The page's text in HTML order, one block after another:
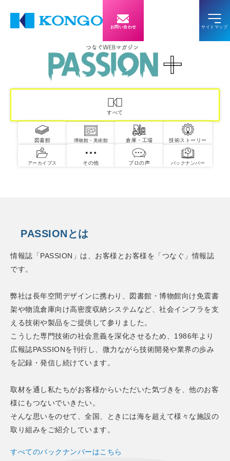
お問い合わせ
すべて
図書館 博物館・美術館 倉庫・工場 技術ストーリー
アーカイブス その他 プロの声 バックナンバー
PASSIONとは
情報誌「PASSION」は、お客様とお客様を「つなぐ」情報誌
です。
弊社は長年空間デザインに携わり、図書館・博物館向け免震書
架や物流倉庫向け高密度収納システムなど、社会インフラを支
える技術や製品をご提供して参りました。
こうした専門技術の社会意義を深化させるため、1986年より
広報誌PASSIONを刊行し、微力ながら技術開発や業界の歩み
を記録・発信し続けています。
取材を通し私たちがお客様からいただいた気づきを、他のお客
様にもつないでいきたい。
そんな思いをのせて、全国、ときには海を超えて様々な施設の
取り組みをご紹介しています。
すべてのバックナンバーはこちら